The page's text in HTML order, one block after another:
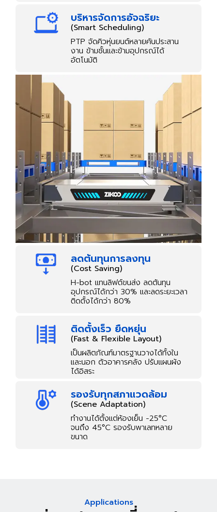
บริหารจัดการอัจฉริยะ
(Smart Scheduling)
PTP จัดคิวหุ่นยนต์หลายคันประสาน
งาน ข้ามชั้นและข้ามอุปกรณ์ได้
อัตโนมัติ
ลดต้นทุนการลงทุน
(Cost Saving)
H-bot แทนลิฟต์ขนส่ง ลดต้นทุน
อุปกรณ์ได้กว่า 30% และลดระยะเวลา
ติดตั้งได้กว่า 80%
ติดตั้งเร็ว ยืดหยุ่น
(Fast & Flexible Layout)
เป็นผลิตภัณฑ์มาตรฐานวางได้ทั้งใน
และนอก ตัวอาคารคลัง ปรับแผนผัง
ได้อิสระ
รองรับทุกสภาแวดล้อม
(Scene Adaptation)
ทำงานได้ตั้งแต่ห้องเย็น -25°C
จนถึง 45°C รองรับพาเลทหลาย
ขนาด
Applications